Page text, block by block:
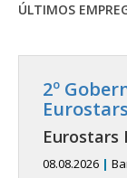
ÚLTIMOS
2º
Eurostars
08.08.2026 |